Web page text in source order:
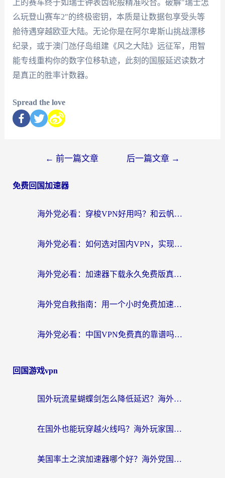
上的赛车终于如瑞士钟表齿轮般精准咬合。破解"瑞士怎
么玩登山赛车2"的终极密钥，本质是让数据包享受头等
舱待遇穿越欧亚大陆。无论你是在阿尔卑斯山挑战漂移
纪录，或于澳门氹仔岛组建《风之大陆》远征军，用智
能专线重构你的数字位移轨迹，此刻的国服延迟读数才
是真正的胜率计数器。
Spread the love
← 前一篇文章 后一篇文章 →
免费回国加速器
海外党必看：穿梭VPN好用吗？和云帆VPN对比哪个回国效果更好？附真实测评+避坑指南
海外党必看：如何选对国内VPN，实现无缝访问国内资源？
海外党必看：加速器下载永久免费版真的存在吗？教你无缝访问国内资源的正确姿势
海外党自救指南：用一个小时免费加速器，轻松打破国内资源访问壁垒？
海外党必看：中国VPN免费真的靠谱吗？手把手教你选对回国加速器
回国游戏vpn
国外玩流星蝴蝶剑怎么降低延迟？海外党必看的加速秘籍（含欧洲鸣潮&彩虹岛优化攻略）
在国外也能玩穿越火线吗？海外玩家国服游戏畅玩终极指南
美国率土之滨加速器哪个好？海外党国服游戏畅玩终极指南（附多游戏解决方案）